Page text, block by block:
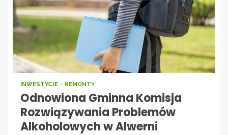
INWESTYCJE REMONTY
Odnowiona Gminna Komisja
Rozwiązywania Problemów
Alkoholowych w Alwerni